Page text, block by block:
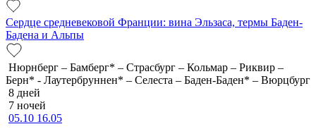
Сердце средневековой Франции: вина Эльзаса, термы Баден-
Бадена и Альпы
Нюрнберг – Бамберг* – Страсбург – Кольмар – Риквир –
Берн* - Лаутербруннен* – Селеста – Баден-Баден* – Вюрцбург
8 дней
7 ночей
05.10 16.05